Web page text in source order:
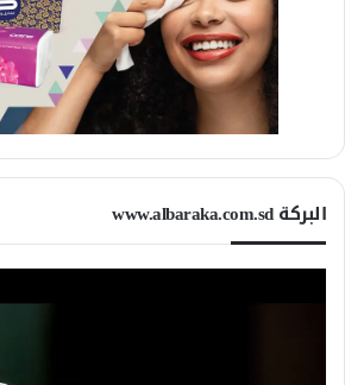
البركة www.albaraka.com.sd